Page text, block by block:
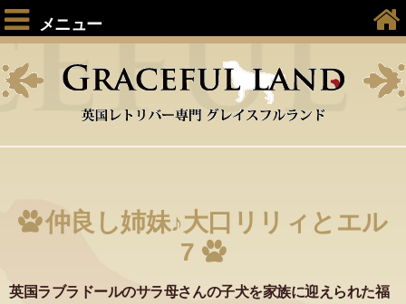
メニュー
仲良し姉妹♪大口リリィとエル
7
英国ラブラドールのサラ母さんの子犬を家族に迎えられた福